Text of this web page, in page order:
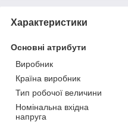
Характеристики
Основні атрибути
Виробник
Країна виробник
Тип робочої величини
Номінальна вхідна
напруга